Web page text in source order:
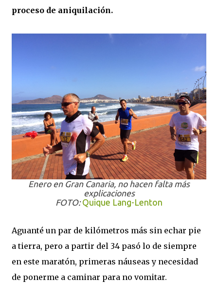
proceso de aniquilación.
Enero en Gran Canaria, no hacen falta más
explicaciones
FOTO:Quique Lang-Lenton
Aguanté un par de kilómetros más sin echar pie
a tierra, pero a partir del 34 pasó lo de siempre
en este maratón, primeras náuseas y necesidad
de ponerme a caminar para no vomitar.